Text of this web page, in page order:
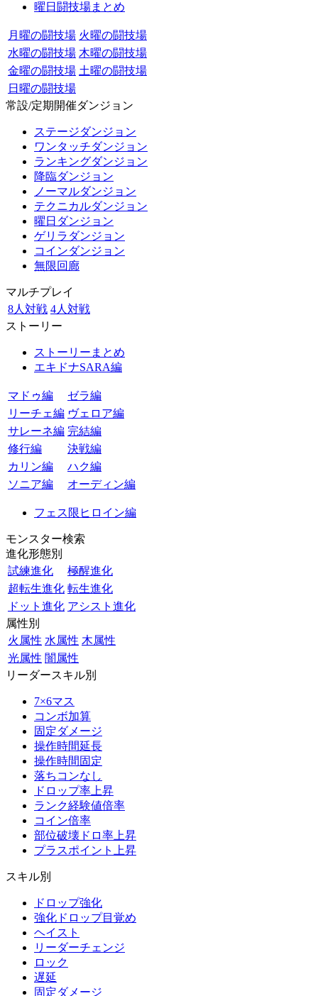
曜日闘技場まとめ
月曜の闘技場 火曜の闘技場
水曜の闘技場 木曜の闘技場
金曜の闘技場 土曜の闘技場
日曜の闘技場
常設/定期開催ダンジョン
ステージダンジョン
ワンタッチダンジョン
ランキングダンジョン
降臨ダンジョン
ノーマルダンジョン
テクニカルダンジョン
曜日ダンジョン
ゲリラダンジョン
コインダンジョン
無限回廊
マルチプレイ
8人対戦 4人対戦
ストーリー
ストーリーまとめ
エキドナSARA編
マドゥ編
ゼラ編
リーチェ編 ヴェロア編
サレーネ編 完結編
修行編
決戦編
カリン編
ハク編
ソニア編
オーディン編
フェス限ヒロイン編
モンスター検索
進化形態別
試練進化
極醒進化
超転生進化 転生進化
ドット進化 アシスト進化
属性別
火属性 水属性 木属性
光属性 闇属性
リーダースキル別
7×6マス
コンボ加算
固定ダメージ
操作時間延長
操作時間固定
落ちコンなし
ドロップ率上昇
ランク経験値倍率
コイン倍率
部位破壊ドロ率上昇
プラスポイント上昇
スキル別
ドロップ強化
強化ドロップ目覚め
ヘイスト
リーダーチェンジ
ロック
遅延
固定ダメージ